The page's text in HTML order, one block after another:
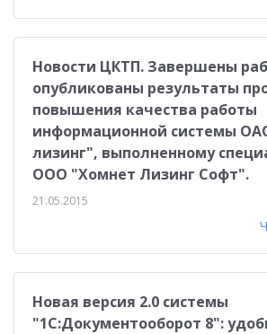
Новости ЦКТП. Завершены
опубликованы результаты
повышения качества работы
информационной системы
лизинг", выполненному
ООО "Хомнет Лизинг Софт".
21.05.2015
Новая версия 2.0 системы
"1С:Документооборот 8":